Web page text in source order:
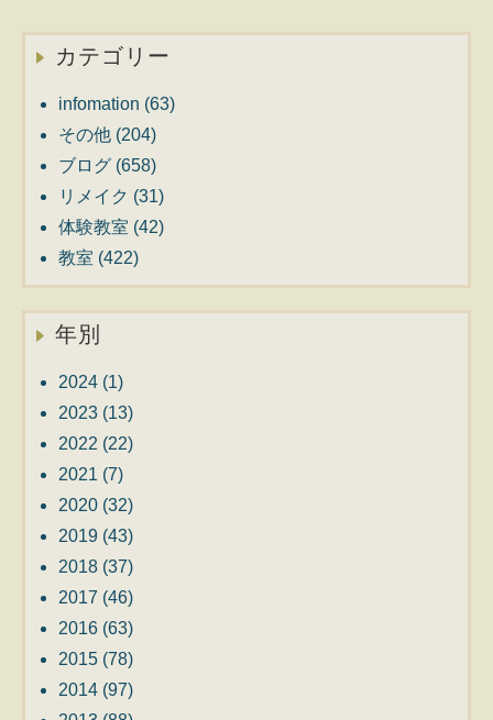
カテゴリー
infomation (63)
その他 (204)
ブログ (658)
リメイク (31)
体験教室 (42)
教室 (422)
年別
2024 (1)
2023 (13)
2022 (22)
2021 (7)
2020 (32)
2019 (43)
2018 (37)
2017 (46)
2016 (63)
2015 (78)
2014 (97)